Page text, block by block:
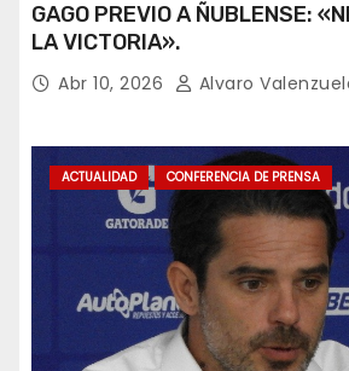
GAGO PREVIO A ÑUBLENSE:
LA VICTORIA».
Abr 10, 2026 Alvaro
ACTUALIDAD CONFERENCIA DE PRENSA